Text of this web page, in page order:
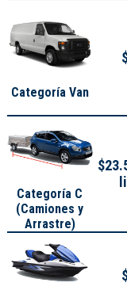
Categoría Van
Categoría C
(Camiones y
Arrastre)